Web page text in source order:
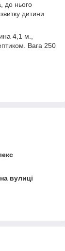
до нього
дитини
4,1 м.,
Вага 250
вулиці